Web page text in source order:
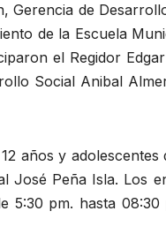
Gerencia de
de la Escuela
el Regidor
Social Anibal
años y
José Peña Isla. Los
5:30 pm. hasta